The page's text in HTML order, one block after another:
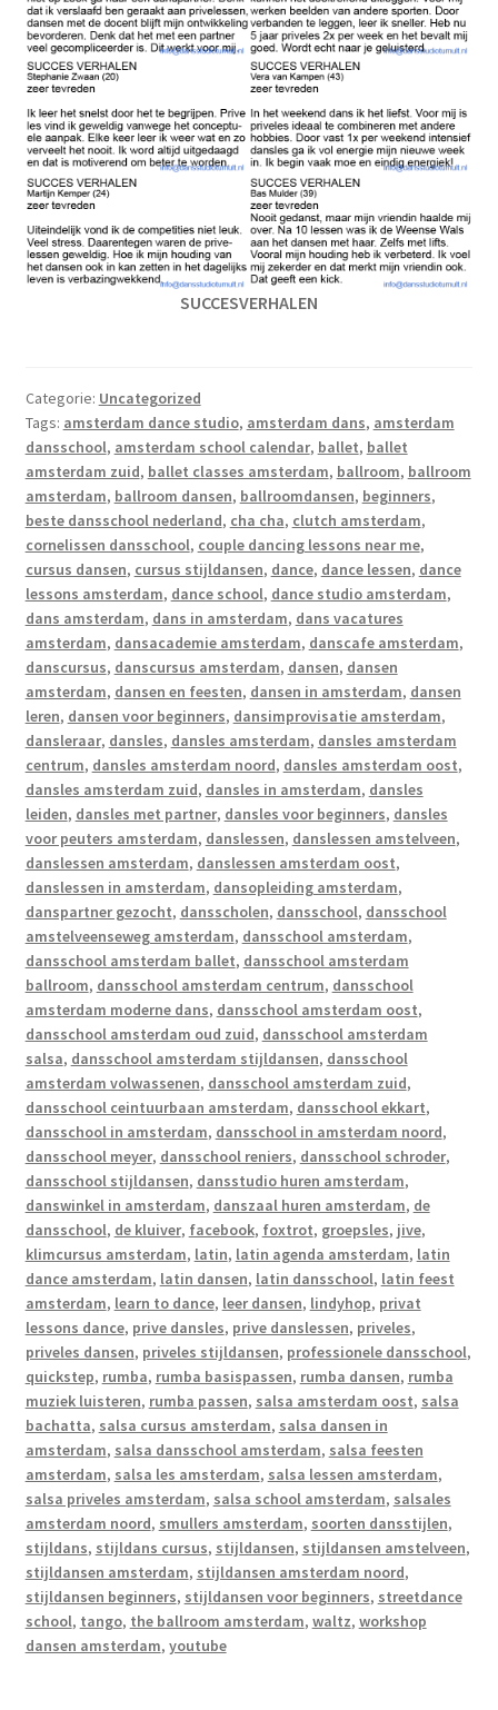
SUCCESVERHALEN
Categorie: Uncategorized
Tags: amsterdam dance studio, amsterdam dans, amsterdam
dansschool, amsterdam school calendar, ballet, ballet
amsterdam zuid, ballet classes amsterdam, ballroom, ballroom
amsterdam, ballroom dansen, ballroomdansen, beginners,
beste dansschool nederland, cha cha, clutch amsterdam,
cornelissen dansschool, couple dancing lessons near me,
cursus dansen, cursus stijldansen, dance, dance lessen, dance
lessons amsterdam, dance school, dance studio amsterdam,
dans amsterdam, dans in amsterdam, dans vacatures
amsterdam, dansacademie amsterdam, danscafe amsterdam,
danscursus, danscursus amsterdam, dansen, dansen
amsterdam, dansen en feesten, dansen in amsterdam, dansen
leren, dansen voor beginners, dansimprovisatie amsterdam,
dansleraar, dansles, dansles amsterdam, dansles amsterdam
centrum, dansles amsterdam noord, dansles amsterdam oost,
dansles amsterdam zuid, dansles in amsterdam, dansles
leiden, dansles met partner, dansles voor beginners, dansles
voor peuters amsterdam, danslessen, danslessen amstelveen,
danslessen amsterdam, danslessen amsterdam oost,
danslessen in amsterdam, dansopleiding amsterdam,
danspartner gezocht, dansscholen, dansschool, dansschool
amstelveenseweg amsterdam, dansschool amsterdam,
dansschool amsterdam ballet, dansschool amsterdam
ballroom, dansschool amsterdam centrum, dansschool
amsterdam moderne dans, dansschool amsterdam oost,
dansschool amsterdam oud zuid, dansschool amsterdam
salsa, dansschool amsterdam stijldansen, dansschool
amsterdam volwassenen, dansschool amsterdam zuid,
dansschool ceintuurbaan amsterdam, dansschool ekkart,
dansschool in amsterdam, dansschool in amsterdam noord,
dansschool meyer, dansschool reniers, dansschool schroder,
dansschool stijldansen, dansstudio huren amsterdam,
danswinkel in amsterdam, danszaal huren amsterdam, de
dansschool, de kluiver, facebook, foxtrot, groepsles, jive,
klimcursus amsterdam, latin, latin agenda amsterdam, latin
dance amsterdam, latin dansen, latin dansschool, latin feest
amsterdam, learn to dance, leer dansen, lindyhop, privat
lessons dance, prive dansles, prive danslessen, priveles,
priveles dansen, priveles stijldansen, professionele dansschool,
quickstep, rumba, rumba basispassen, rumba dansen, rumba
muziek luisteren, rumba passen, salsa amsterdam oost, salsa
bachatta, salsa cursus amsterdam, salsa dansen in
amsterdam, salsa dansschool amsterdam, salsa feesten
amsterdam, salsa les amsterdam, salsa lessen amsterdam,
salsa priveles amsterdam, salsa school amsterdam, salsales
amsterdam noord, smullers amsterdam, soorten dansstijlen,
stijldans, stijldans cursus, stijldansen, stijldansen amstelveen,
stijldansen amsterdam, stijldansen amsterdam noord,
stijldansen beginners, stijldansen voor beginners, streetdance
school, tango, the ballroom amsterdam, waltz, workshop
dansen amsterdam, youtube